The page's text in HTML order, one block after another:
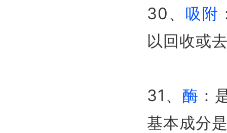
30、 吸附
以回收或
31、 酶 ：
基本成分